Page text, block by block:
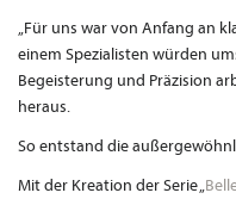
„Für uns war von Anfang an
einem Spezialisten würden
Begeisterung und Präzision
heraus.
So entstand die
Mit der Kreation der Serie „